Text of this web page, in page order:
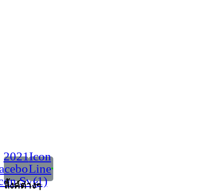
2021
Svg
Icon
Line
(1)
ลิ้งค์ต่างๆ